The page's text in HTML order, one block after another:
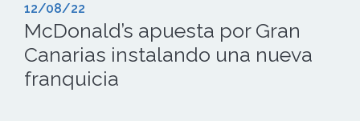
12/08/22
McDonald’s apuesta por Gran
Canarias instalando una nueva
franquicia